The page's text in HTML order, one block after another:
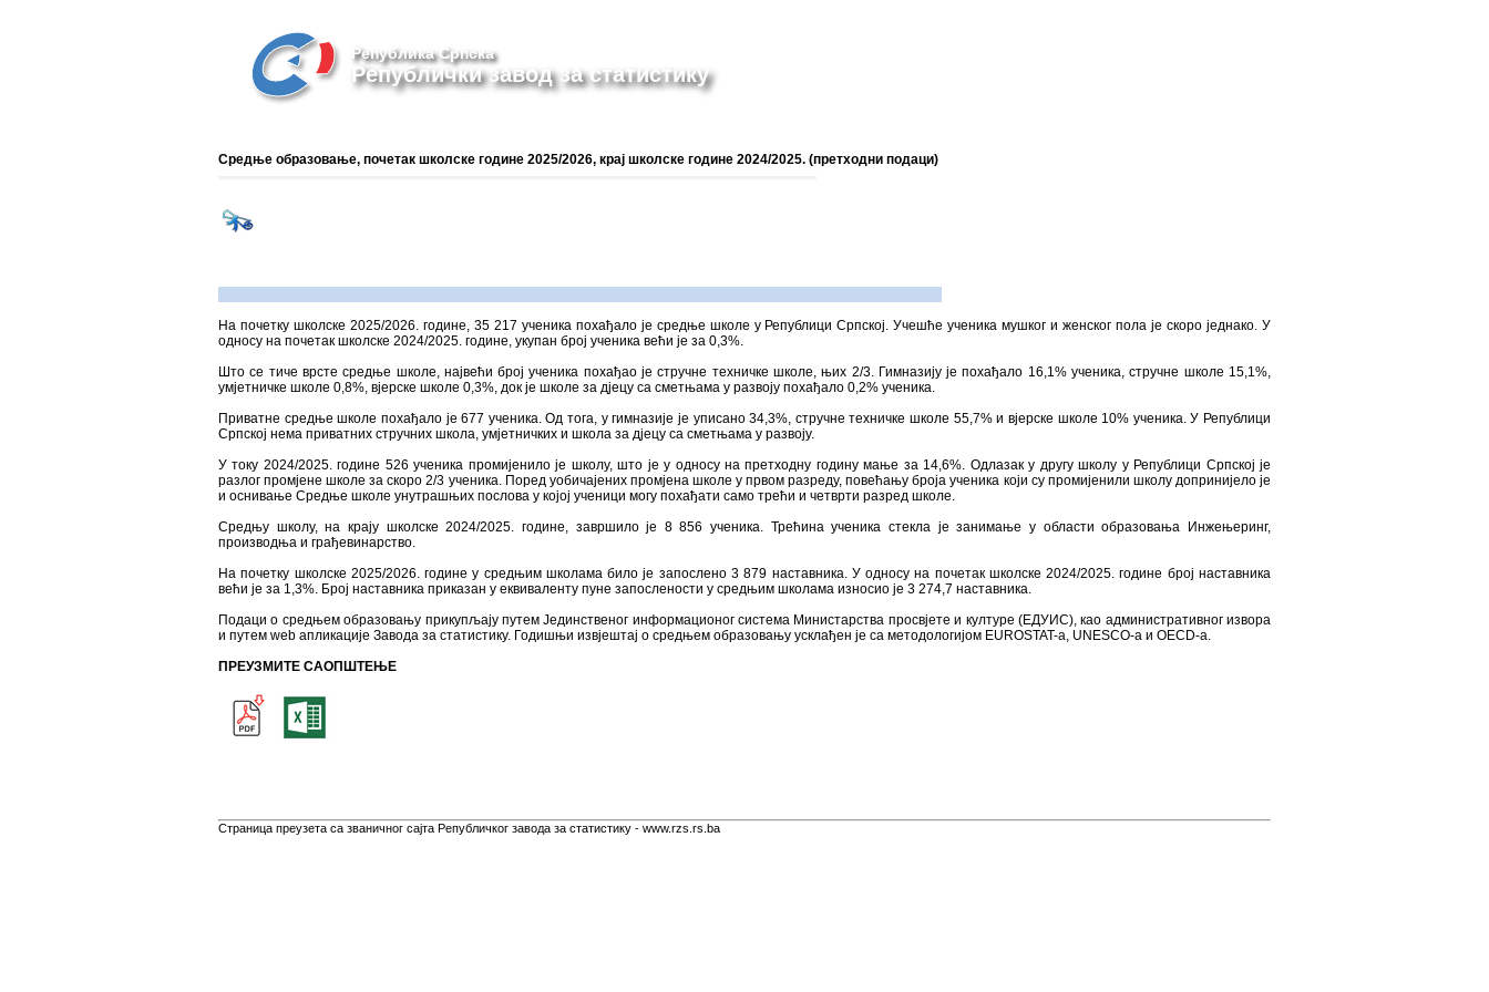
Република Српска
Републички завод за статистику
Средње образовање, почетак школске године 2025/2026, крај школске године 2024/2025. (претходни подаци)
На почетку школске 2025/2026. године, 35 217 ученика похађало је средње школе у Републици Српској. Учешће ученика мушког и женског пола је скоро једнако. У
односу на почетак школске 2024/2025. године, укупан број ученика већи је за 0,3%.
Што се тиче врсте средње школе, највећи број ученика похађао је стручне техничке школе, њих 2/3. Гимназију је похађало 16,1% ученика, стручнe школe 15,1%,
умјетничке школе 0,8%, вјерске школе 0,3%, док је школе за дјецу са сметњама у развоју похађало 0,2% ученика.
Приватне средње школе похађало је 677 ученика. Од тога, у гимназије је уписано 34,3%, стручне техничке школе 55,7% и вјерске школе 10% ученика. У Републици
Српској нема приватних стручних школа, умјетничких и школа за дјецу са сметњама у развоју.
У току 2024/2025. године 526 ученика промијенилo je школу, што је у односу на претходну годину мање за 14,6%. Одлазак у другу школу у Републици Српској је
разлог промјене школе за скоро 2/3 ученика. Поред уобичајених промјена школе у првом разреду, повећању броја ученика који су промијенили школу допринијело је
и оснивање Средње школе унутрашњих послова у којој ученици могу похађати само трећи и четврти разред школе.
Средњу школу, на крају школске 2024/2025. године, завршило је 8 856 ученика. Трећина ученика стекла је занимање у области образовања Инжењеринг,
производња и грађевинарство.
На почетку школске 2025/2026. године у средњим школама било је запослено 3 879 наставника. У односу на почетак школске 2024/2025. године број наставника
већи је за 1,3%. Број наставника приказан у еквиваленту пуне запослености у средњим школама износио је 3 274,7 наставника.
Подаци о средњем образовању прикупљају путем Јединственог информационог система Министарства просвјете и културе (ЕДУИС), као административног извора
и путем web апликације Завода за статистику. Годишњи извјештај о средњем образовању усклађен је са методологијом EUROSTAT-а, UNESCO-a и OECD-a.
ПРЕУЗМИТЕ САОПШТЕЊЕ
Страница преузета са званичног сајта Републичког завода за статистику - www.rzs.rs.ba